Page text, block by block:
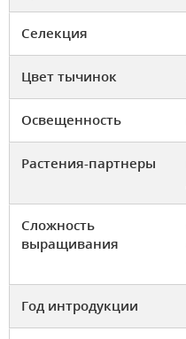
Селекция
Цвет тычинок
Освещенность
Растения-партнеры
Сложность
выращивания
Год интродукции